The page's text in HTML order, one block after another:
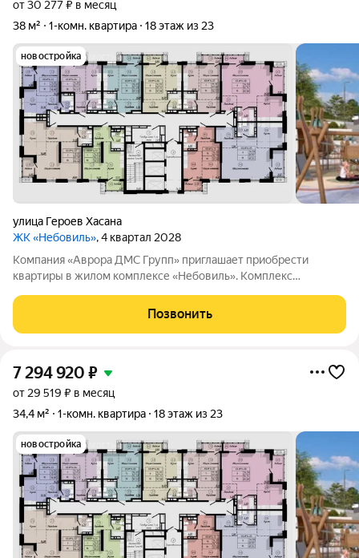
от 30 277 ₽ в месяц
38 м²
1-комн. квартира 18 этаж из 23
новостройка
улица Героев Хасана
ЖК «Небовиль», 4 квартал 2028
Компания «Аврора ДМС Групп» приглашает приобрести
квартиры в жилом комплексе «Небовиль». Комплекс
инфраструктурой и закрытым паркингом на 99машиномест.
Позвонить
7 294 920 ₽
от 29 519 ₽ в месяц
34,4 м²
1-комн. квартира 18 этаж из 23
новостройка